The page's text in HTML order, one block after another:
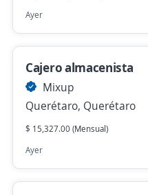
Ayer
Cajero almacenista
Mixup
Querétaro, Querétaro
$ 15,327.00 (Mensual)
Ayer